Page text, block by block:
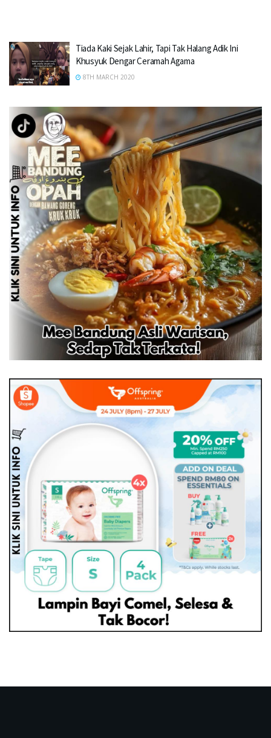
Tiada Kaki Sejak Lahir, Tapi Tak Halang Adik Ini
Khusyuk Dengar Ceramah Agama
8TH MARCH 2020